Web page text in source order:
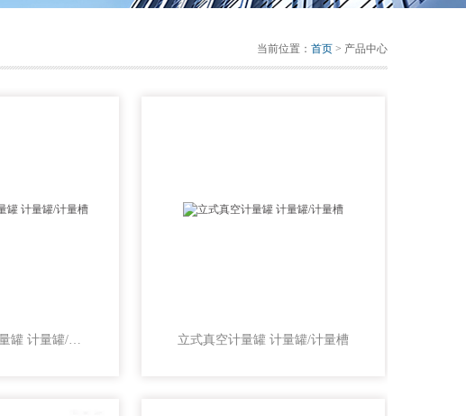
当前位置： 首页 > 产品中心
PPH立式真空计量罐 计量罐/计量槽 立式真空计量罐 计量罐/计量槽